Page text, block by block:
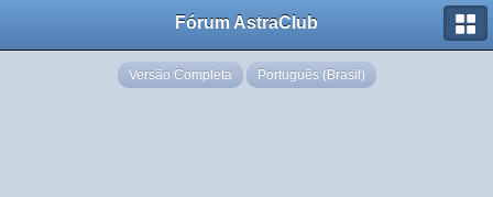
Fórum AstraClub
Versão Completa Português (Brasil)